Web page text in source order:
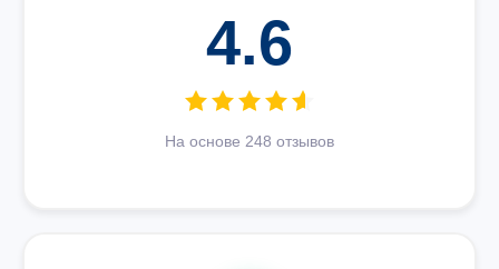
4.6
На основе 248 отзывов